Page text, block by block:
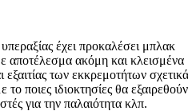
έχει προκαλέσει μπλακ
αποτέλεσμα ακόμη και κλεισμένα
των εκκρεμοτήτων
ποιες ιδιοκτησίες θα
για την παλαιότητα κλπ.